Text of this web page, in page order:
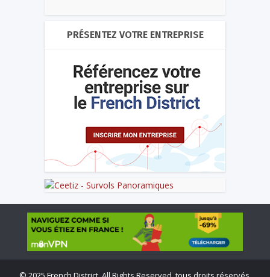
PRÉSENTEZ VOTRE ENTREPRISE